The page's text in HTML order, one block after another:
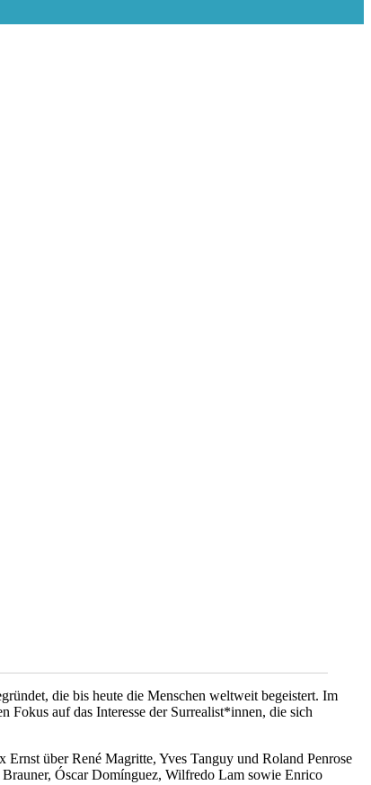
die bis heute die Menschen weltweit begeistert. Im
Fokus auf das Interesse der Surrealist*innen, die sich
über René Magritte, Yves Tanguy und Roland Penrose
Óscar Domínguez, Wilfredo Lam sowie Enrico